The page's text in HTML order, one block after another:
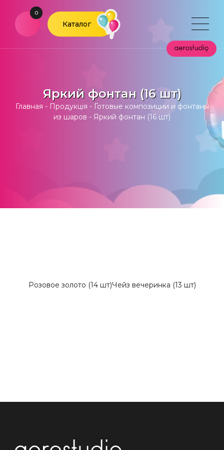
0
Каталог
Яркий фонтан (16 шт)
Главная - Продукція - Готовые композиции и фонтаны
из шаров - Яркий фонтан (16 шт)
Розовое золото (14 шт)Чейз вечеринка (13 шт)